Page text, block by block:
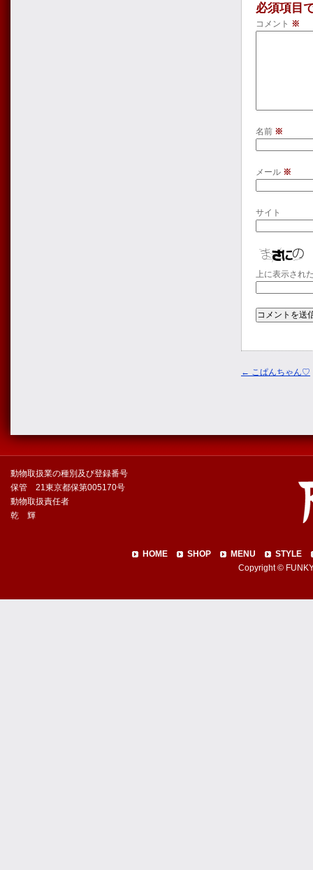
必須項目
コメント ※
名前 ※
メール ※
サイト
上に表示され
← こぱんちゃん♡
動物取扱業の種別及び登録番号
保管 21東京都保第005170号
動物取扱責任者
乾 輝
HOME SHOP MENU
STYLE
Copyright ©